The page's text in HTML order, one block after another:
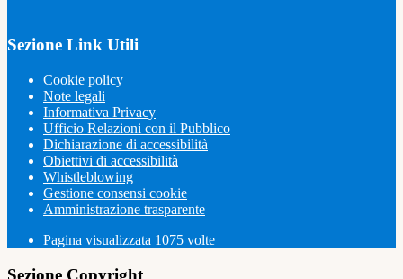
Sezione Link Utili
Cookie policy
Note legali
Informativa Privacy
Ufficio Relazioni con il Pubblico
Dichiarazione di accessibilità
Obiettivi di accessibilità
Whistleblowing
Gestione consensi cookie
Amministrazione trasparente
Pagina visualizzata 1075 volte
Sezione Copyright